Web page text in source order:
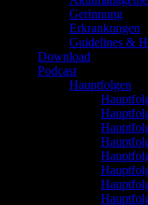
Gerinnung
Erkrankungen
Guidelines &
Download
Podcast
Hauptfolgen